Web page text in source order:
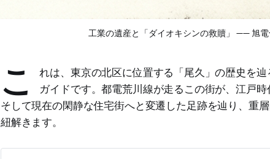
工業の遺産と「ダイオキシンの救贖」 —— 旭
こ
れは、東京の北区に位置する「尾久」の歴史を
ガイドです。都電荒川線が走るこの街が、江戸時
そして現在の閑静な住宅街へと変遷した足跡を辿り、重
紐解きます。